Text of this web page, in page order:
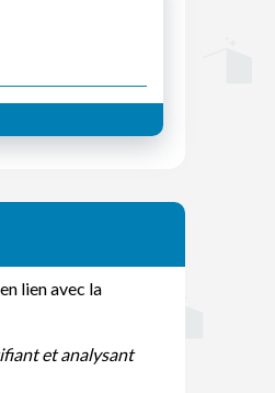
lien avec la
et analysant